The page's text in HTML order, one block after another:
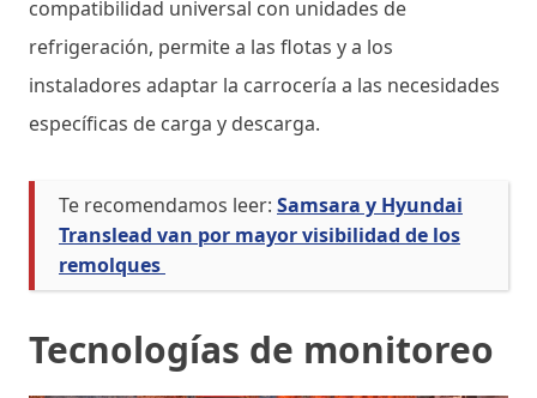
compatibilidad universal con unidades de
refrigeración, permite a las flotas y a los
instaladores adaptar la carrocería a las necesidades
específicas de carga y descarga.
Te recomendamos leer: Samsara y Hyundai
Translead van por mayor visibilidad de los
remolques
Tecnologías de monitoreo